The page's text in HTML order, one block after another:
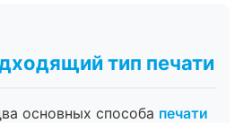
тип печати
основных способа печати